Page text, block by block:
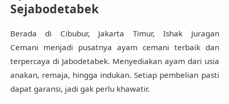
Sejabodetabek
Berada di Cibubur, Jakarta Timur, Ishak Juragan
Cemani menjadi pusatnya ayam cemani terbaik dan
terpercaya di Jabodetabek. Menyediakan ayam dari usia
anakan, remaja, hingga indukan. Setiap pembelian pasti
dapat garansi, jadi gak perlu khawatir.